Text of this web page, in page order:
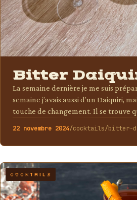
Bitter
La semaine dernière je me suis
semaine j’avais aussi d’un Daiquiri,
touche de changement. Il se trouve
22 novembre 2024/cocktails/bitter-
COCKTAILS